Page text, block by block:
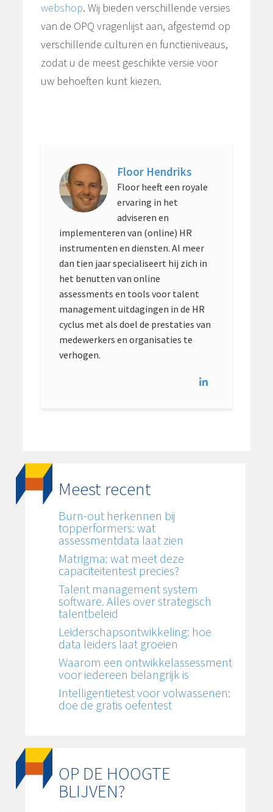
webshop. Wij bieden verschillende versies
van de OPQ vragenlijst aan, afgestemd op
verschillende culturen en functieniveaus,
zodat u de meest geschikte versie voor
uw behoeften kunt kiezen.
Floor Hendriks
Floor heeft een royale
ervaring in het
adviseren en
implementeren van (online) HR
instrumenten en diensten. Al meer
dan tien jaar specialiseert hij zich in
het benutten van online
assessments en tools voor talent
management uitdagingen in de HR
cyclus met als doel de prestaties van
medewerkers en organisaties te
verhogen.
Meest recent
Burn-out herkennen bij
topperformers: wat
assessmentdata laat zien
Matrigma: wat meet deze
capaciteitentest precies?
Talent management system
software. Alles over strategisch
talentbeleid
Leiderschapsontwikkeling: hoe
data leiders laat groeien
Waarom een ontwikkelassessment
voor iedereen belangrijk is
Intelligentietest voor volwassenen:
doe de gratis oefentest
OP DE HOOGTE
BLIJVEN?